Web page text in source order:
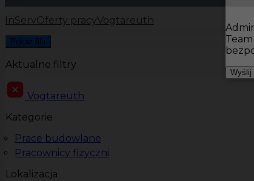
InServOferty pracyVogtareuth
Pokaż filtr
Aktualne filtry
Vogtareuth
Kategorie
Prace budowlane
Pracownicy fizyczni
Lokalizacja
Wyślij